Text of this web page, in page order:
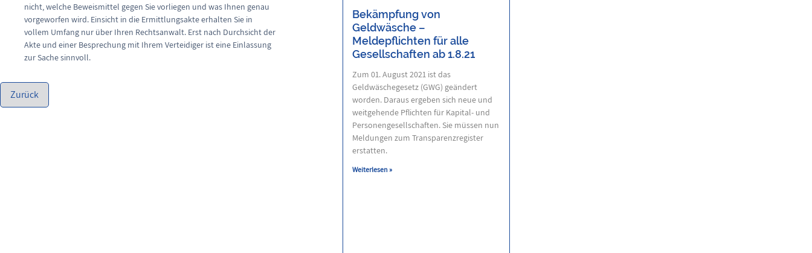
nicht, welche Beweismittel gegen Sie vorliegen und was Ihnen genau
vorgeworfen wird. Einsicht in die Ermittlungsakte erhalten Sie in
vollem Umfang nur über Ihren Rechtsanwalt. Erst nach Durchsicht der
Akte und einer Besprechung mit Ihrem Verteidiger ist eine Einlassung
zur Sache sinnvoll.
Bekämpfung von
Geldwäsche –
Meldepflichten für alle
Gesellschaften ab 1.8.21
Zum 01. August 2021 ist das
Geldwäschegesetz (GWG) geändert
worden. Daraus ergeben sich neue und
weitgehende Pflichten für Kapital- und
Personengesellschaften. Sie müssen nun
Meldungen zum Transparenzregister
erstatten.
Weiterlesen »